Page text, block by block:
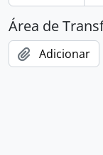
Área de
Adicionar